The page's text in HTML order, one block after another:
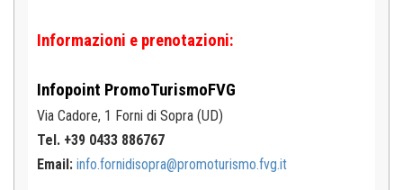
Informazioni e prenotazioni:
Infopoint PromoTurismoFVG
Via Cadore, 1 Forni di Sopra (UD)
Tel. +39 0433 886767
Email: info.fornidisopra@promoturismo.fvg.it